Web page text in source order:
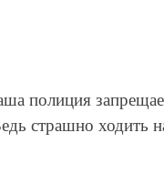
полиция
страшно ходить